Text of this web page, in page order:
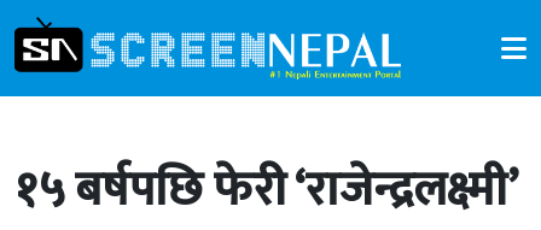
१५ बर्षपछि फेरी ‘राजेन्द्रलक्ष्मी’